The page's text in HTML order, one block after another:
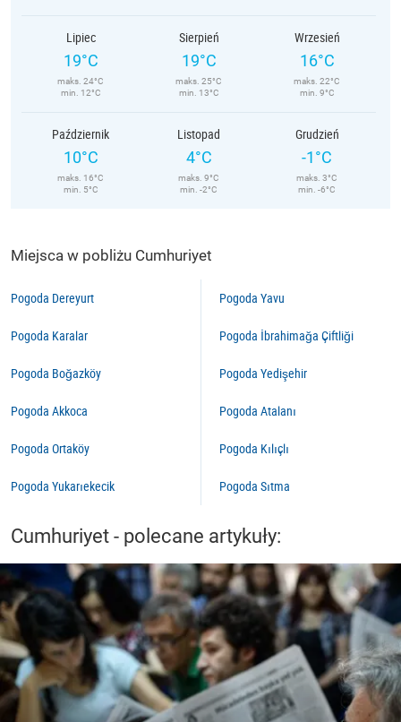
Lipiec
19°C
maks. 24°C
min. 12°C
Sierpień
19°C
maks. 25°C
min. 13°C
Wrzesień
16°C
maks. 22°C
min. 9°C
Październik
10°C
maks. 16°C
min. 5°C
Listopad
4°C
maks. 9°C
min. -2°C
Grudzień
-1°C
maks. 3°C
min. -6°C
Miejsca w pobliżu Cumhuriyet
Pogoda Dereyurt
Pogoda Karalar
Pogoda Boğazköy
Pogoda Akkoca
Pogoda Ortaköy
Pogoda Yukarıekecik
Pogoda Yavu
Pogoda İbrahimağa Çiftliği
Pogoda Yedişehir
Pogoda Atalanı
Pogoda Kılıçlı
Pogoda Sıtma
Cumhuriyet - polecane artykuły: